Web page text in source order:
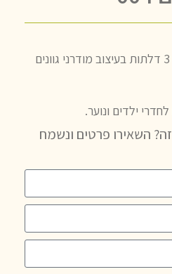
ארון הזזה דגם 004 – ארון 3 דלתות בעיצוב מודרני גוונים
ילדים ונוער.
השאירו פרטים ונשמח